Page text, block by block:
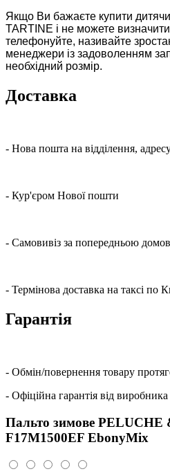
Якщо Ви бажаєте купити
TARTINE і не можете
телефонуйте, називайте
менеджери із задоволенням
необхідний розмір.
Доставка
- Нова пошта на відділення,
- Кур'єром Нової пошти
- Самовивіз за попередньою
- Термінова доставка на таксі по
Гарантія
- Обмін/повернення товару
- Офіційна гарантія від виробника
Пальто зимове
F17M1500EF EbonyMix